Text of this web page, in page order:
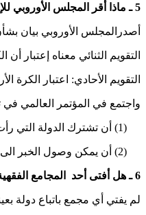
5 ـ ماذا أقر المجلس الأوروبي للإفتاء ومؤتمر اسطنبول الذي حضره ممثلين عن مؤسسات شرعية تابعة ل (70) دولة إسلامية وحضره 170 عالم شرعي وفلكي ؟ وما معنى التقويم الثنائي والتقويم الأحادي؟
صدرالمجلس الأوروبي بيان بشأن عيد
التقويم الثنائي معناه
التقويم الأحادي: اعتبار
واجتمع في المؤتمر العالمي في تركيا 170 عالماً شرعياً وفلكياً ممثلين عن 70 دولة إسلامية وأقروا بأغلبية التقويم الأحادي للكرة
(1) أن تشترك الدولة التي رأت الهلال معنا في جزء من الليل ولو قليل .
(2) أن يمكن وصول الخبر الى المسلمين قبل طلوع الفجر.
6 ـ هل أفتى أحد المجامع الفقهية أن وحدة المطالع معناه أن نتبع دولة بعينها؟
لم يفتي أي مجمع باتباع دولة